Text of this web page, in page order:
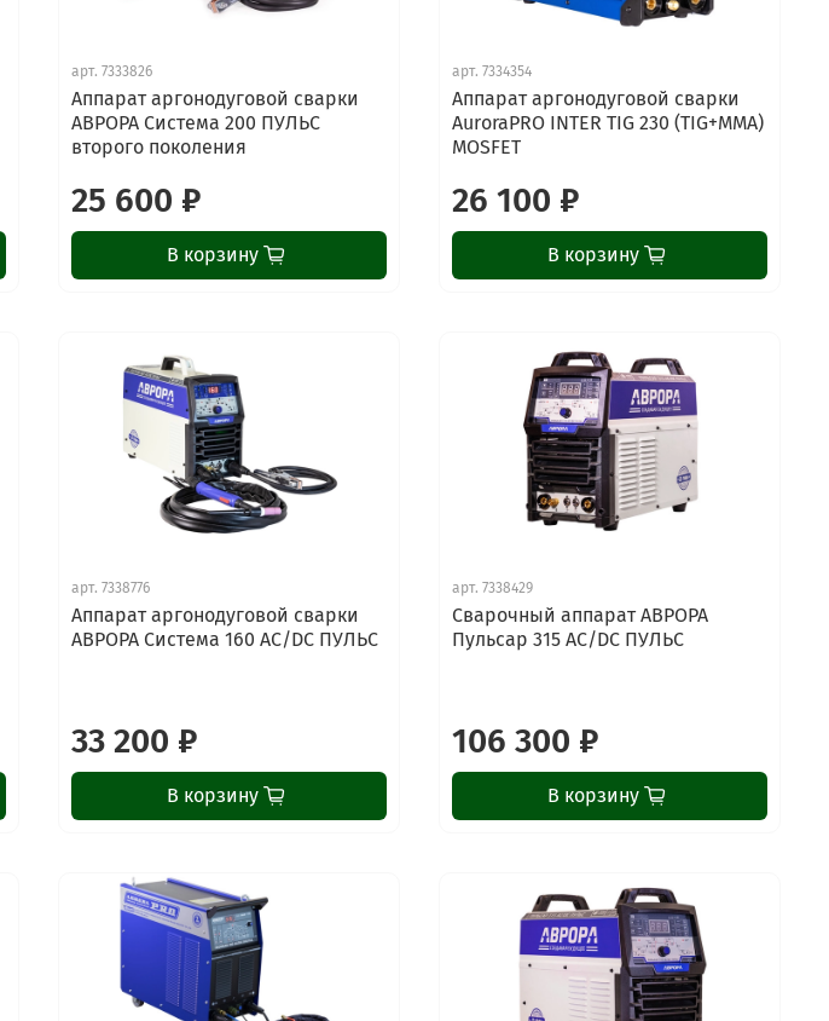
арт.7333826
Аппарат аргонодуговой сварки
АВРОРА Система 200 ПУЛЬС
второго поколения
25 600 ₽
В корзину
арт.7334354
Аппарат аргонодуговой сварки
AuroraPRO INTER TIG 230 (TIG+MMA)
MOSFET
26 100 ₽
В корзину
арт.7338776
Аппарат аргонодуговой сварки
АВРОРА Система 160 AC/DC ПУЛЬС
33 200 ₽
В корзину
арт.7338429
Сварочный аппарат АВРОРА
Пульсар 315 AC/DC ПУЛЬС
106 300 ₽
В корзину